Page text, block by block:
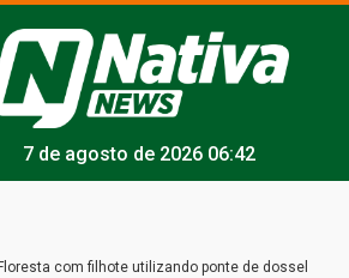
7 de agosto de 2026 06:42
com filhote utilizando ponte de dossel